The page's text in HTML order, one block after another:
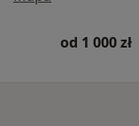
od 1 000 zł